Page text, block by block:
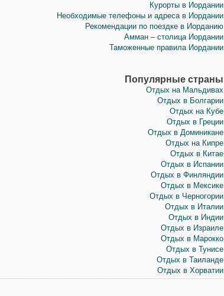
Курорты в Иоpдании
Необходимые телефоны и адреса в Иордании
Рекомендации по поездке в Иорданию
Амман – столица Иордании
Таможенные правила Иордании
Популярные страны
Отдых на Мальдивах
Отдых в Болгарии
Отдых на Кубе
Отдых в Греции
Отдых в Доминикане
Отдых на Кипре
Отдых в Китае
Отдых в Испании
Отдых в Финляндии
Отдых в Мексике
Отдых в Черногории
Отдых в Италии
Отдых в Индии
Отдых в Израиле
Отдых в Марокко
Отдых в Тунисе
Отдых в Таиланде
Отдых в Хорватии